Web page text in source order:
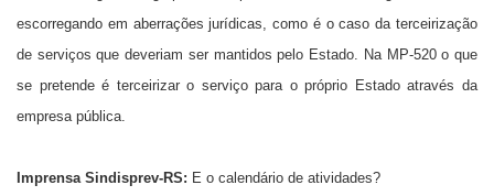
escorregando em aberrações jurídicas, como é o caso da terceirização
de serviços que deveriam ser mantidos pelo Estado. Na MP-520 o que
se pretende é terceirizar o serviço para o próprio Estado através da
empresa pública.
Imprensa Sindisprev-RS: E o calendário de atividades?